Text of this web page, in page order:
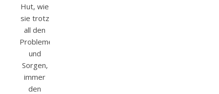
Hut, wie
sie trotz
all den
Problemen
und
Sorgen,
immer
den